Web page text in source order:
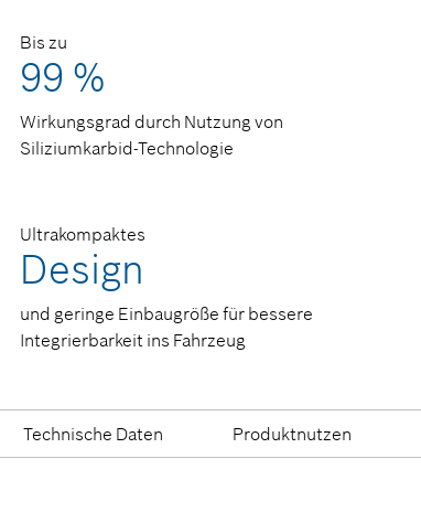
Bis zu
99 %
Wirkungsgrad durch Nutzung von
Siliziumkarbid-Technologie
Ultrakompaktes
Design
und geringe Einbaugröße für bessere
Integrierbarkeit ins Fahrzeug
Technische Daten Produktnutzen